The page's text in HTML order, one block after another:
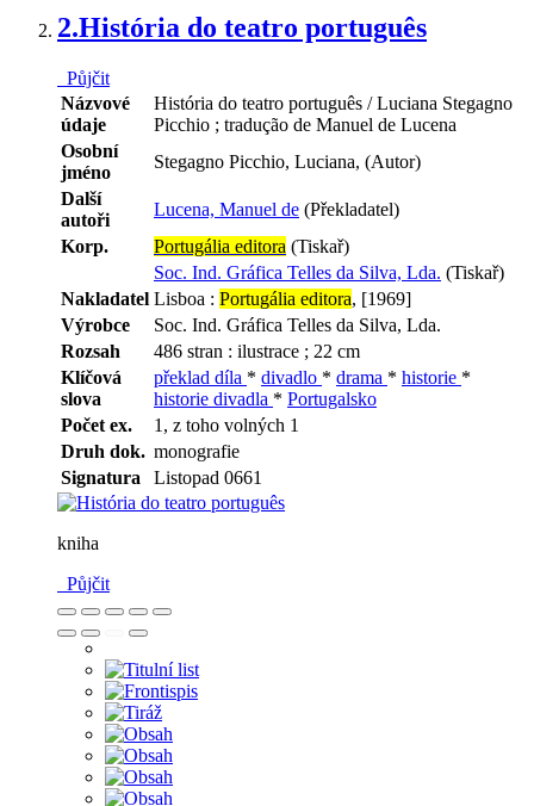
2.História do teatro português
Půjčit
Názvové
údaje
História do teatro português / Luciana Stegagno
Picchio ; tradução de Manuel de Lucena
Osobní
jméno
Stegagno Picchio, Luciana, (Autor)
Další
autoři
Lucena, Manuel de (Překladatel)
Korp.
Portugália editora (Tiskař)
Soc. Ind. Gráfica Telles da Silva, Lda. (Tiskař)
Nakladatel Lisboa : Portugália editora, [1969]
Výrobce
Soc. Ind. Gráfica Telles da Silva, Lda.
Rozsah
486 stran : ilustrace ; 22 cm
Klíčová
slova
překlad díla * divadlo * drama * historie *
historie divadla * Portugalsko
Počet ex.
1, z toho volných 1
Druh dok. monografie
Signatura
Listopad 0661
kniha
Půjčit